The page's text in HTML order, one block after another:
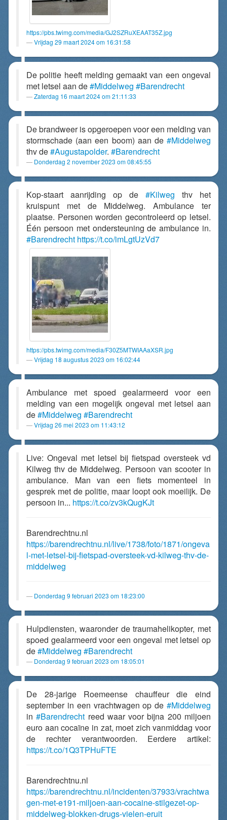
https://pbs.twimg.com/media/GJ2SZRuXEAAT35Z.jpg
Vrijdag 29 maart 2024 om 16:31:58
De politie heeft melding gemaakt van een ongeval
met letsel aan de#Middelweg #Barendrecht
Zaterdag 16 maart 2024 om 21:11:33
De brandweer is opgeroepen voor een melding van
stormschade (aan een boom) aan de #Middelweg
thv de#Augustapolder. #Barendrecht
Donderdag 2 november 2023 om 08:45:55
Kop-staart aanrijding op de #Kilweg thv het
kruispunt met de Middelweg. Ambulance ter
plaatse. Personen worden gecontroleerd op letsel.
Één persoon met ondersteuning de ambulance in.
#Barendrecht https://t.co/imLgtUzVd7
https://pbs.twimg.com/media/F30Z5MTWIAAaXSR.jpg
Vrijdag 18 augustus 2023 om 16:02:44
Ambulance met spoed gealarmeerd voor een
melding van een mogelijk ongeval met letsel aan
de#Middelweg #Barendrecht
Vrijdag 26 mei 2023 om 11:43:12
Live: Ongeval met letsel bij fietspad oversteek vd
Kilweg thv de Middelweg. Persoon van scooter in
ambulance. Man van een fiets momenteel in
gesprek met de politie, maar loopt ook moeilijk. De
persoon in... https://t.co/zv3kQugKJt
Barendrechtnu.nl
https://barendrechtnu.nl/live/1738/foto/1871/ongeva
l-met-letsel-bij-fietspad-oversteek-vd-kilweg-thv-de-
middelweg
Donderdag 9 februari 2023 om 18:23:00
Hulpdiensten, waaronder de traumahelikopter, met
spoed gealarmeerd voor een ongeval met letsel op
de#Middelweg #Barendrecht
Donderdag 9 februari 2023 om 18:05:01
De 28-jarige Roemeense chauffeur die eind
september in een vrachtwagen op de #Middelweg
in#Barendrecht reed waar voor bijna 200 miljoen
euro aan cocaïne in zat, moet zich vanmiddag voor
de rechter verantwoorden. Eerdere artikel:
https://t.co/1Q3TPHuFTE
Barendrechtnu.nl
https://barendrechtnu.nl/incidenten/37933/vrachtwa
gen-met-e191-miljoen-aan-cocaine-stilgezet-op-
middelweg-blokken-drugs-vielen-eruit